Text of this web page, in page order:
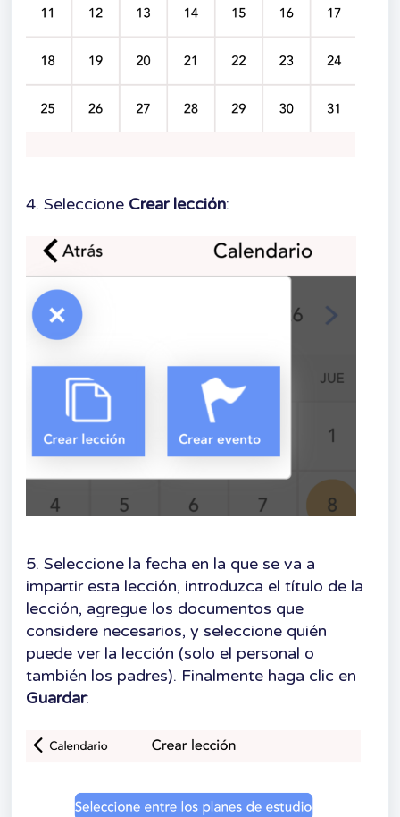
4. Seleccione Crear lección:
5. Seleccione la fecha en la que se va a
impartir esta lección, introduzca el título de la
lección, agregue los documentos que
considere necesarios, y seleccione quién
puede ver la lección (solo el personal o
también los padres). Finalmente haga clic en
Guardar: